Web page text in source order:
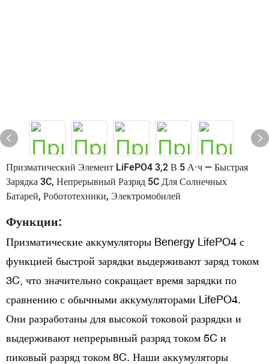
Призматический Элемент LiFePO4 3,2 В 5 А·ч — Быстрая
Зарядка 3C, Непрерывный Разряд 5C Для Солнечных
Батарей, Робототехники, Электромобилей
Функции:
Призматические аккумуляторы Benergy LifePO4 с
функцией быстрой зарядки выдерживают заряд током
3C, что значительно сокращает время зарядки по
сравнению с обычными аккумуляторами LifePO4.
Они разработаны для высокой токовой разрядки и
выдерживают непрерывный разряд током 5C и
пиковый разряд током 8C. Наши аккумуляторы